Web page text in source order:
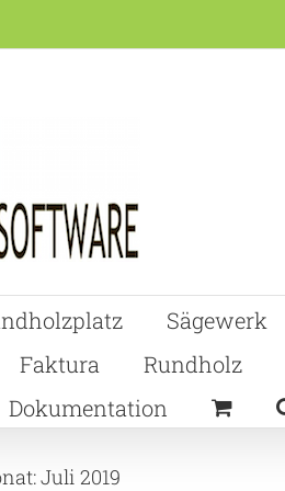
Sägewerk
Faktura Rundholz
Dokumentation
Juli 2019